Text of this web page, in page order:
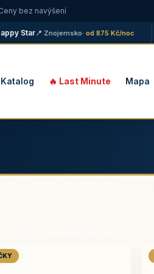
bez navýšení
Star📍 Znojemsko· od 875 Kč/noc
Katalog 🔥 Last Minute Mapa